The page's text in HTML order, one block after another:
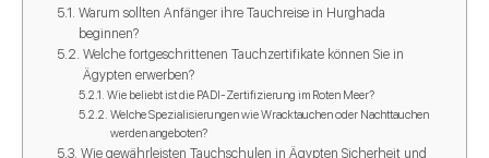
Warum sollten Anfänger ihre Tauchreise in Hurghada
beginnen?
Welche fortgeschrittenen Tauchzertifikate können Sie in
Ägypten erwerben?
Wie beliebt ist die PADI-Zertifizierung im Roten Meer?
Welche Spezialisierungen wie Wracktauchen oder Nachttauchen
werden angeboten?
Wie gewährleisten Tauchschulen in Ägypten Sicherheit und